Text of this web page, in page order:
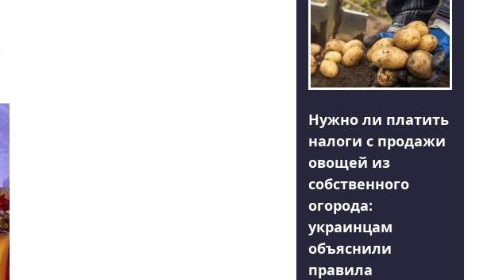
Нужно ли платить
налоги с продажи
овощей из
собственного
огорода:
украинцам
объяснили
правила